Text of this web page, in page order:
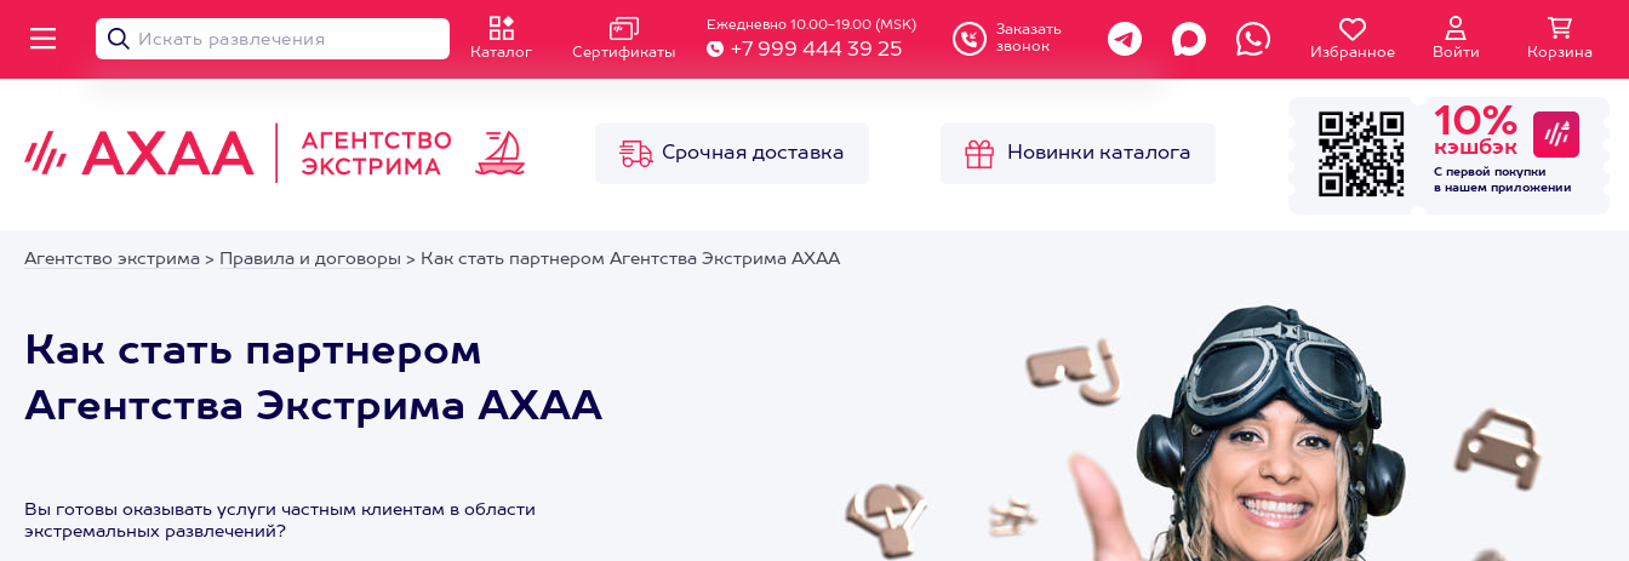
Каталог Сертификаты
Ежедневно 10.00-19.00 (MSK)
+7 999 444 39 25
Заказать
звонок
Избранное Войти Корзина
Срочная доставка Новинки каталога
10%
кэшбэк
С первой покупки
в нашем приложении
Агентство экстрима > Правила и договоры > Как стать партнером Агентства Экстрима АХАА
Как стать партнером
Агентства Экстрима АХАА
Вы готовы оказывать услуги частным клиентам в области
экстремальных развлечений?